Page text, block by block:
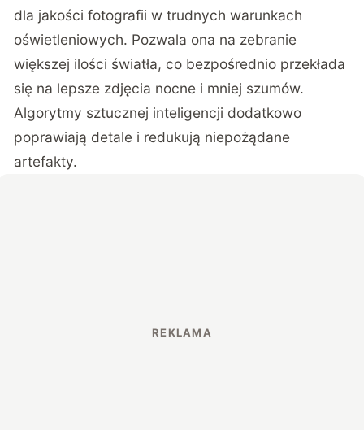
dla jakości fotografii w trudnych warunkach
oświetleniowych. Pozwala ona na zebranie
większej ilości światła, co bezpośrednio przekłada
się na lepsze zdjęcia nocne i mniej szumów.
Algorytmy sztucznej inteligencji dodatkowo
poprawiają detale i redukują niepożądane
artefakty.